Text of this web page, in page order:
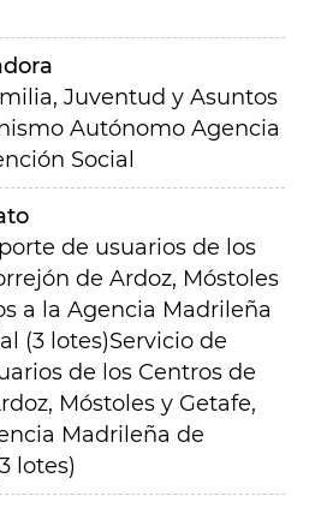
Juventud y Asuntos
Autónomo Agencia
Social
de usuarios de los
de Ardoz, Móstoles
a la Agencia Madrileña
(3 lotes)Servicio de
de los Centros de
Móstoles y Getafe,
Madrileña de
lotes)